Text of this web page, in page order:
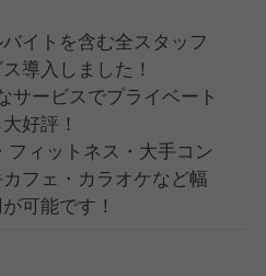
イトを含む全スタッフ
導入しました！
サービスでプライベート
好評！
ィットネス・大手コン
フェ・カラオケなど幅
可能です！